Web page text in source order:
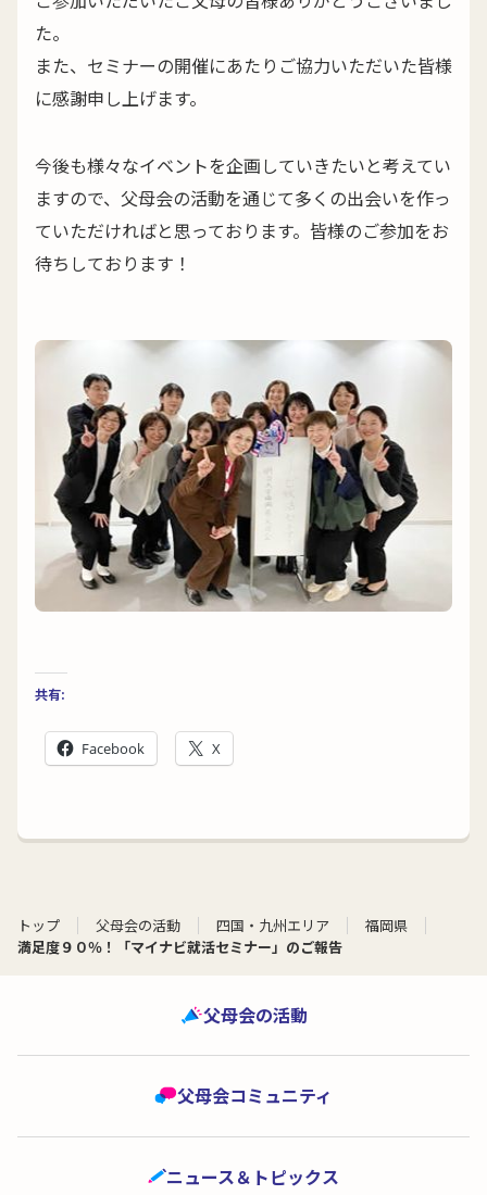
た。
また、セミナーの開催にあたりご協力いただいた皆様
に感謝申し上げます。
今後も様々なイベントを企画していきたいと考えてい
ますので、父母会の活動を通じて多くの出会いを作っ
ていただければと思っております。皆様のご参加をお
待ちしております！
共有:
Facebook X
トップ 父母会の活動 四国・九州エリア
福岡県
満足度９０％！「マイナビ就活セミナー」のご報告
父母会の活動
父母会コミュニティ
ニュース＆トピックス